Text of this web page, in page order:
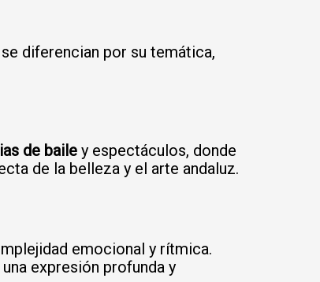
diferencian por su temática,
de baile y espectáculos, donde
de la belleza y el arte andaluz.
emocional y rítmica.
expresión profunda y